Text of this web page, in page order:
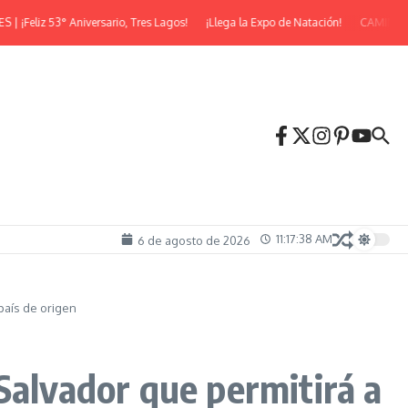
53° Aniversario, Tres Lagos! ¡Llega la Expo de Natación! CAMINATA
6 de agosto de 2026 11:17:39 AM
de origen
que permitirá a